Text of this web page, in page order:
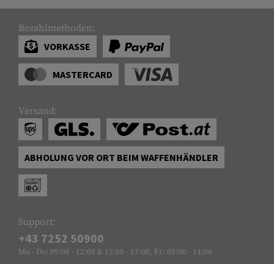
Bezahlmethoden:
VORKASSE
MASTERCARD
Versand:
ABHOLUNG VOR ORT BEIM WAFFENHÄNDLER
Support:
+43 7252 50900
Mo - Do: 09:00 - 12:00 & 13:00 - 17:00, Fr: 09:00 - 14:00